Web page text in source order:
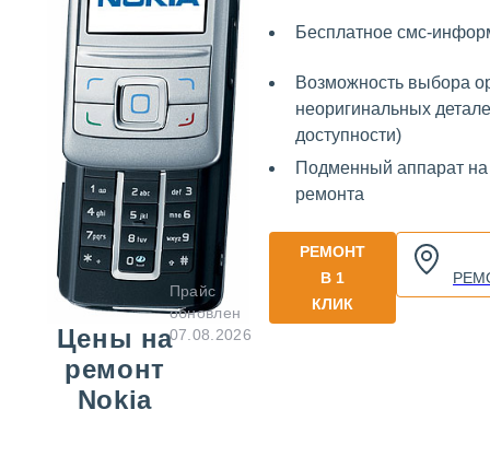
Бесплатное смс-
Возможность выбора
неоригинальных
доступности)
Подменный аппарат
ремонта
РЕМОНТ
В 1
КЛИК
Цены на
ремонт
Nokia
Прайс
обновлен
07.08.2026